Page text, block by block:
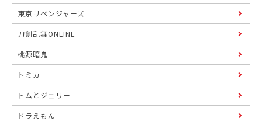
東京リベンジャーズ
刀剣乱舞ONLINE
桃源暗鬼
トミカ
トムとジェリー
ドラえもん